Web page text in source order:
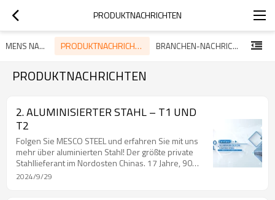
PRODUKTNACHRICHTEN
UNTERNEHMENS NACHRICHTEN PRODUKTNACHRICHTEN BRANCHEN-NACHRICHTEN
PRODUKTNACHRICHTEN
2. ALUMINISIERTER STAHL – T1 UND
T2
Folgen Sie MESCO STEEL und erfahren Sie mit uns
mehr über aluminierten Stahl! Der größte private
Stahllieferant im Nordosten Chinas. 17 Jahre, 90
Länder, über 700 Kunden im In- und Ausland! Kein
2024/9/29